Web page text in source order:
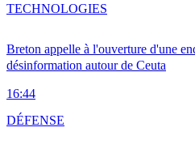
Breton appelle à l'ouverture d'une
désinformation autour de Ceuta
16:44
TECHNOLOGIES
DÉFENSE